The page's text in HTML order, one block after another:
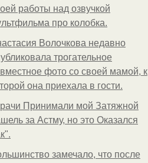
работы над озвучкой
про колобка.
Волочкова недавно
трогательное
фото со своей мамой, к
она приехала в гости.
Принимали мой Затяжной
за Астму, но это Оказался
замечало, что после